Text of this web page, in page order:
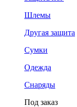
Шлемы
Другая защита
Сумки
Одежда
Снаряды
Под заказ